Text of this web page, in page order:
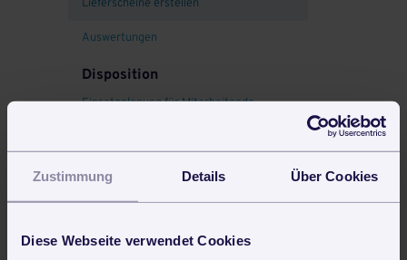
Zustimmung Details Über Cookies
Diese Webseite verwendet Cookies
Lieferscheine erstellen
Auswertungen
Disposition
Einsatzplanung für Mitarbeitende
Zeiterfassung für Mitarbeitende
Mobile Zeiterfassung per App
Lohnabrechnung vorbereiten